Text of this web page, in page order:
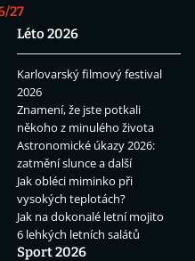
27
Léto 2026
Karlovarský filmový festival
2026
Znamení, že jste potkali
někoho z minulého života
Astronomické úkazy 2026:
zatmění slunce a další
Jak obléci miminko při
vysokých teplotách?
Jak na dokonalé letní mojito
6 lehkých letních salátů
Sport 2026